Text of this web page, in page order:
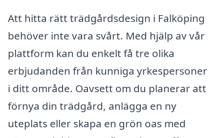
Att hitta rätt trädgårdsdesign i Falköping
behöver inte vara svårt. Med hjälp av vår
plattform kan du enkelt få tre olika
erbjudanden från kunniga yrkespersoner
i ditt område. Oavsett om du planerar att
förnya din trädgård, anlägga en ny
uteplats eller skapa en grön oas med